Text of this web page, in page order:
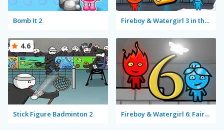
Bomb It 2 Fireboy & Watergirl 3 in the Ice Temple
Stick Figure Badminton 2
4.6
Fireboy & Watergirl 6: Fairy Tales